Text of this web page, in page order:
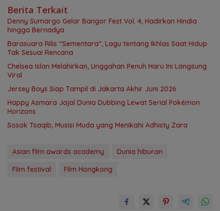
Berita Terkait
Denny Sumargo Gelar Bangor Fest Vol. 4, Hadirkan Hindia
hingga Bernadya
Barasuara Rilis “Sementara”, Lagu tentang Ikhlas Saat Hidup
Tak Sesuai Rencana
Chelsea Islan Melahirkan, Unggahan Penuh Haru Ini Langsung
Viral
Jersey Boys Siap Tampil di Jakarta Akhir Juni 2026
Happy Asmara Jajal Dunia Dubbing Lewat Serial Pokémon
Horizons
Sosok Tsaqib, Musisi Muda yang Menikahi Adhisty Zara
Asian film awards academy
Dunia hiburan
Film festival
Film Hongkong